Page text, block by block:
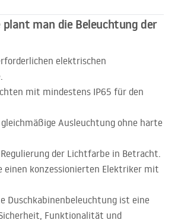
plant man die Beleuchtung der
elektrischen
mit mindestens IP65 für den
gleichmäßige Ausleuchtung ohne harte
Regulierung der Lichtfarbe in Betracht.
einen konzessionierten Elektriker mit
Duschkabinenbeleuchtung ist eine
Funktionalität und